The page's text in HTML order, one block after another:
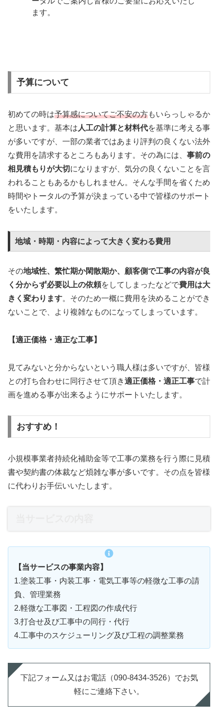
ます。
予算について
初めての時は予算感についてご不安の方もいらっしゃるか
と思います。基本は 人工の計算と材料代を基準に考える事
が多いですが、一部の業者ではあまり評判の良くない法外
な費用を請求するところもあります。その為には、 事前の
相見積もりが大切 になりますが、気分の良くないことを言
われることもあるかもしれません。そんな手間を省くため
時間やトータルの予算が決まっている中で皆様のサポート
をいたします。
地域・時期・内容によって大きく変わる費用
その地域性、繁忙期か閑散期か、顧客側で工事の内容が良
く分からず必要以上の依頼をしてしまったなどで費用は大
きく変わります。そのため一概に費用を決めることができ
ないことで、より複雑なものになってしまっています。
【適正価格・適正な工事】
見てみないと分からないという職人様は多いですが、皆様
との打ち合わせに同行させて頂き適正価格・適正工事で計
画を進める事が出来るようにサポートいたします。
おすすめ！
小規模事業者持続化補助金等で工事の業務を行う際に見積
書や契約書の体裁など煩雑な事が多いです。その点を皆様
に代わりお手伝いいたします。
【当サービスの事業内容】
1.塗装工事・内装工事・電気工事等の軽微な工事の請
負、管理業務
2.軽微な工事図・工程図の作成代行
3.打合せ及び工事中の同行・代行
4.工事中のスケジューリング及び工程の調整業務
下記フォーム又はお電話（090-8434-3526）でお気
軽にご連絡下さい。